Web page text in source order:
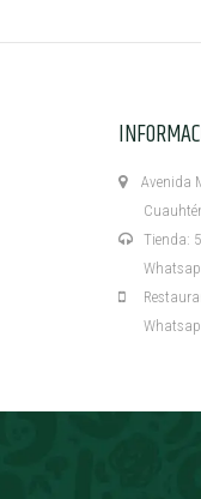
Avenida
Tienda: